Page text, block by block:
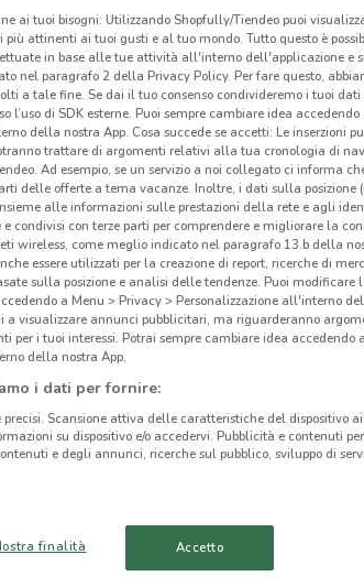
Ethos
ai tuoi bisogni: Utilizzando Shopfully/Tiendeo puoi
attinenti ai tuoi gusti e al tuo mondo. Tutto questo è
in base alle tue attività all'interno dell'applicazione e
nel paragrafo 2 della Privacy Policy. Per fare questo,
a tale fine. Se dai il tuo consenso condivideremo i tuoi dati
l’uso di SDK esterne. Puoi sempre cambiare idea accedendo
della nostra App. Cosa succede se accetti: Le inserzioni
trattare di argomenti relativi alla tua cronologia di
Ad esempio, se un servizio a noi collegato ci informa
delle offerte a tema vacanze. Inoltre, i dati sulla posizione
alle informazioni sulle prestazioni della rete e agli
e condivisi con terze parti per comprendere e migliorare la
wireless, come meglio indicato nel paragrafo 13.b della
essere utilizzati per la creazione di report, ricerche di
sulla posizione e analisi delle tendenze. Puoi modificare
a Menu > Privacy > Personalizzazione all'interno
a visualizzare annunci pubblicitari, ma riguarderanno
per i tuoi interessi. Potrai sempre cambiare idea accedendo
della nostra App.
i dati per fornire:
Scansione attiva delle caratteristiche del dispositivo
su dispositivo e/o accedervi. Pubblicità e contenuti
e degli annunci, ricerche sul pubblico, sviluppo di
finalità Accetto